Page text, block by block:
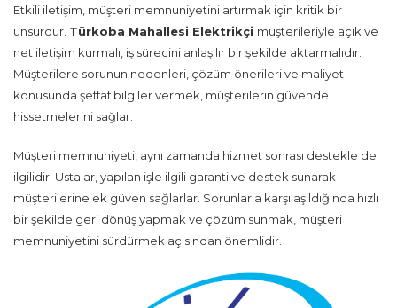
Etkili iletişim, müşteri memnuniyetini artırmak için kritik bir
unsurdur. Türkoba Mahallesi Elektrikçi müşterileriyle açık ve
net iletişim kurmalı, iş sürecini anlaşılır bir şekilde aktarmalıdır.
Müşterilere sorunun nedenleri, çözüm önerileri ve maliyet
konusunda şeffaf bilgiler vermek, müşterilerin güvende
hissetmelerini sağlar.
Müşteri memnuniyeti, aynı zamanda hizmet sonrası destekle de
ilgilidir. Ustalar, yapılan işle ilgili garanti ve destek sunarak
müşterilerine ek güven sağlarlar. Sorunlarla karşılaşıldığında hızlı
bir şekilde geri dönüş yapmak ve çözüm sunmak, müşteri
memnuniyetini sürdürmek açısından önemlidir.